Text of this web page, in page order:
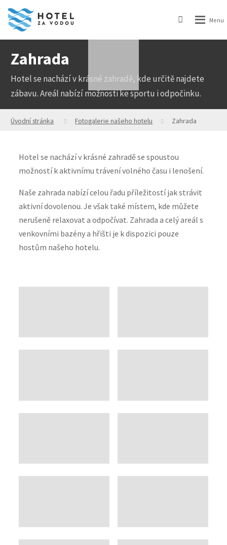
Zahrada
Hotel se nachází v krásné zahradě, kde určitě najdete
zábavu. Areál nabízí možnosti ke sportu i odpočinku.
Úvodní stránka Fotogalerie našeho hotelu Zahrada
Hotel se nachází v krásné zahradě se spoustou
možností k aktivnímu trávení volného času i lenošení.
Naše zahrada nabízí celou řadu příležitostí jak strávit
aktivní dovolenou. Je však také místem, kde můžete
nerušeně relaxovat a odpočívat. Zahrada a celý areál s
venkovními bazény a hřišti je k dispozici pouze
hostům našeho hotelu.